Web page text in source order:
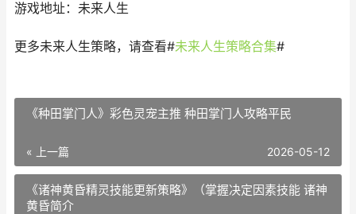
游戏地址：未来人生
更多未来人生策略，请查看#未来人生策略合集#
《种田掌门人》彩色灵宠主推 种田掌门人攻略平民
« 上一篇 2026-05-12
《诸神黄昏精灵技能更新策略》（掌握决定因素技能 诸神
黄昏简介